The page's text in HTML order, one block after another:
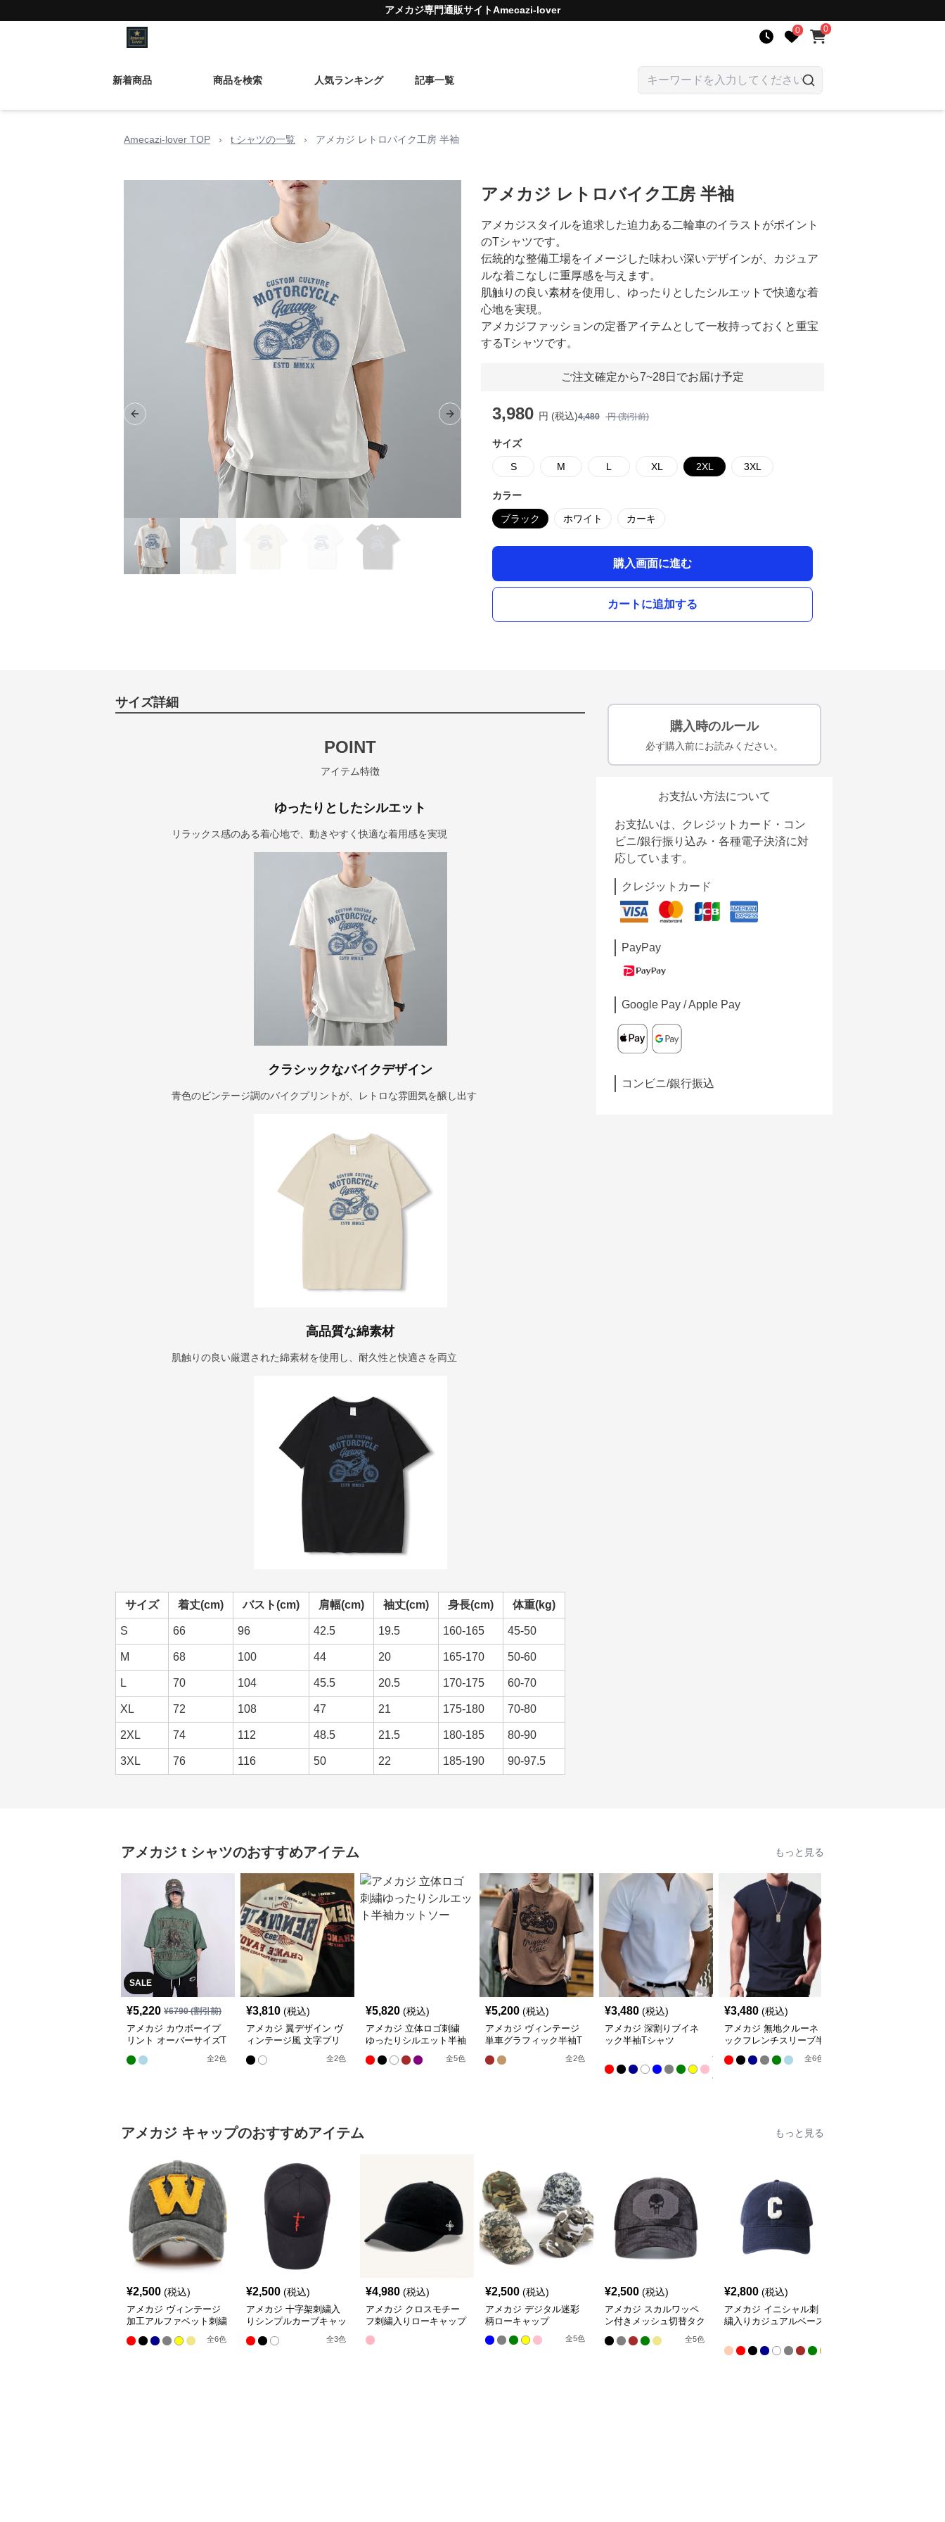
アメカジ専門通販サイトAmecazi-lover
0 0
新着商品 商品を検索 人気ランキング 記事一覧
Amecazi-lover TOP › t シャツの一覧 › アメカジ レトロバイク工房 半袖
Previous slide Next slide
アメカジ レトロバイク工房 半袖
アメカジスタイルを追求した迫力ある二輪車のイラストがポイント
のTシャツです。
伝統的な整備工場をイメージした味わい深いデザインが、カジュア
ルな着こなしに重厚感を与えます。
肌触りの良い素材を使用し、ゆったりとしたシルエットで快適な着
心地を実現。
アメカジファッションの定番アイテムとして一枚持っておくと重宝
するTシャツです。
ご注文確定から7~28日でお届け予定
3,980 円 (税込)4,480 円 (割引前)
サイズ
S M L XL 2XL 3XL
カラー
ブラック ホワイト カーキ
購入画面に進む
カートに追加する
サイズ詳細
POINT
アイテム特徴
ゆったりとしたシルエット
リラックス感のある着心地で、動きやすく快適な着用感を実現
クラシックなバイクデザイン
青色のビンテージ調のバイクプリントが、レトロな雰囲気を醸し出す
高品質な綿素材
肌触りの良い厳選された綿素材を使用し、耐久性と快適さを両立
サイズ 着丈(cm) バスト(cm) 肩幅(cm) 袖丈(cm) 身長(cm) 体重(kg)
S 66 96 42.5 19.5 160-165 45-50
M 68 100 44 20 165-170 50-60
L 70 104 45.5 20.5 170-175 60-70
XL 72 108 47 21 175-180 70-80
2XL 74 112 48.5 21.5 180-185 80-90
3XL 76 116 50 22 185-190 90-97.5
購入時のルール
必ず購入前にお読みください。
お支払い方法について
お支払いは、クレジットカード・コン
ビニ/銀行振り込み・各種電子決済に対
応しています。
クレジットカード
PayPay
Google Pay / Apple Pay
コンビニ/銀行振込
アメカジ t シャツのおすすめアイテム もっと見る
SALE
¥5,220 ¥6790(割引前)
アメカジ カウボーイプ
リント オーバーサイズT
全2色
¥3,810 (税込)
アメカジ 翼デザイン ヴ
ィンテージ風 文字プリ
全2色
¥5,820 (税込)
アメカジ 立体ロゴ刺繍
ゆったりシルエット半袖
全5色
¥5,200 (税込)
アメカジ ヴィンテージ
単車グラフィック半袖T
全2色
¥3,480 (税込)
アメカジ 深割りブイネ
ック半袖Tシャツ
全
色
¥3,480 (税込)
アメカジ 無地クルーネ
ックフレンチスリーブ半
全6色
アメカジ キャップのおすすめアイテム もっと見る
¥2,500 (税込)
アメカジ ヴィンテージ
加工アルファベット刺繍
全6色
¥2,500 (税込)
アメカジ 十字架刺繍入
りシンプルカーブキャッ
全3色
¥4,980 (税込)
アメカジ クロスモチー
フ刺繍入りローキャップ
¥2,500 (税込)
アメカジ デジタル迷彩
柄ローキャップ
全5色
¥2,500 (税込)
アメカジ スカルワッペ
ン付きメッシュ切替タク
全5色
¥2,800 (税込)
アメカジ イニシャル刺
繍入りカジュアルベース